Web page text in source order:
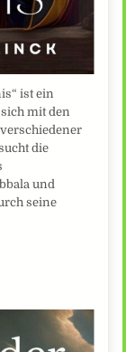
ist ein
mit den
die
und
seine